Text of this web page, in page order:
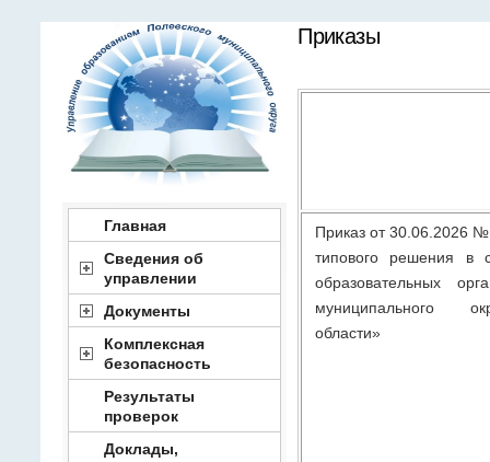
Приказы
Приказ от 30.06.2026
типового решения в
образовательных
муниципального
области»
Главная
Сведения об
управлении
Документы
Комплексная
безопасность
Результаты
проверок
Доклады,